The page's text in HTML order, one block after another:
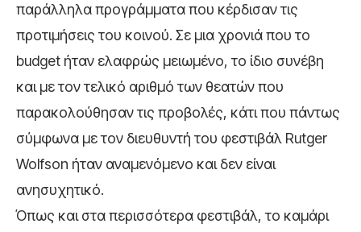
παράλληλα προγράμματα που κέρδισαν τις
προτιμήσεις του κοινού. Σε μια χρονιά που το
budget ήταν ελαφρώς μειωμένο, το ίδιο συνέβη
και με τον τελικό αριθμό των θεατών που
παρακολούθησαν τις προβολές, κάτι που πάντως
σύμφωνα με τον διευθυντή του φεστιβάλ Rutger
Wolfson ήταν αναμενόμενο και δεν είναι
ανησυχητικό.
Όπως και στα περισσότερα φεστιβάλ, το καμάρι